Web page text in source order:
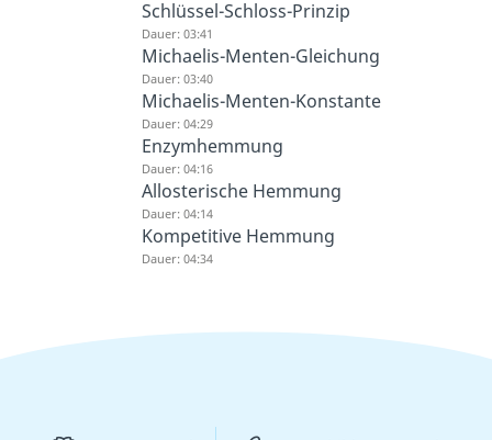
Schlüssel-Schloss-Prinzip
Dauer: 03:41
Michaelis-Menten-Gleichung
Dauer: 03:40
Michaelis-Menten-Konstante
Dauer: 04:29
Enzymhemmung
Dauer: 04:16
Allosterische Hemmung
Dauer: 04:14
Kompetitive Hemmung
Dauer: 04:34